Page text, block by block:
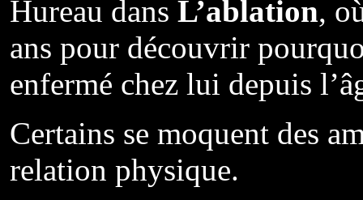
Hureau dans L’ablation,
ans pour découvrir
enfermé chez lui depuis
Certains se moquent des
relation physique.